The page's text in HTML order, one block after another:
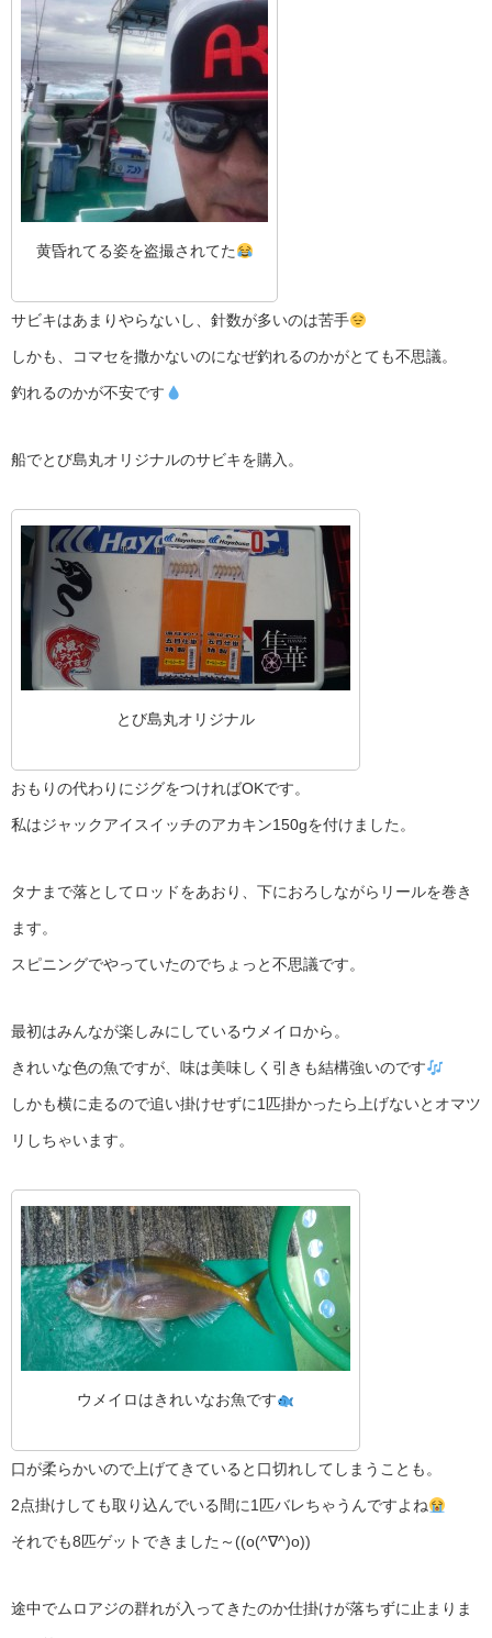
黄昏れてる姿を盗撮されてた
サビキはあまりやらないし、針数が多いのは苦手
しかも、コマセを撒かないのになぜ釣れるのかがとても不思議。
釣れるのかが不安です
船でとび島丸オリジナルのサビキを購入。
とび島丸オリジナル
おもりの代わりにジグをつければOKです。
私はジャックアイスイッチのアカキン150gを付けました。
タナまで落としてロッドをあおり、下におろしながらリールを巻き
ます。
スピニングでやっていたのでちょっと不思議です。
最初はみんなが楽しみにしているウメイロから。
きれいな色の魚ですが、味は美味しく引きも結構強いのです
しかも横に走るので追い掛けせずに1匹掛かったら上げないとオマツ
リしちゃいます。
ウメイロはきれいなお魚です
口が柔らかいので上げてきていると口切れしてしまうことも。
2点掛けしても取り込んでいる間に1匹バレちゃうんですよね
それでも8匹ゲットできました～((o(^∇^)o))
途中でムロアジの群れが入ってきたのか仕掛けが落ちずに止まりま